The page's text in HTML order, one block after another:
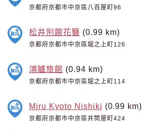
京都府京都市中京區八百屋町96
松井別館花簪 (0.99 km)
京都府京都市中京區堀之上町126
鴻臚旅館 (0.94 km)
京都府京都市中京區堀之上町114
Miru Kyoto Nishiki (0.99 km)
京都府京都市中京區井筒屋町424